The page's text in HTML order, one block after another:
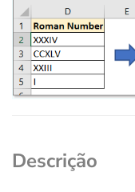
Descrição